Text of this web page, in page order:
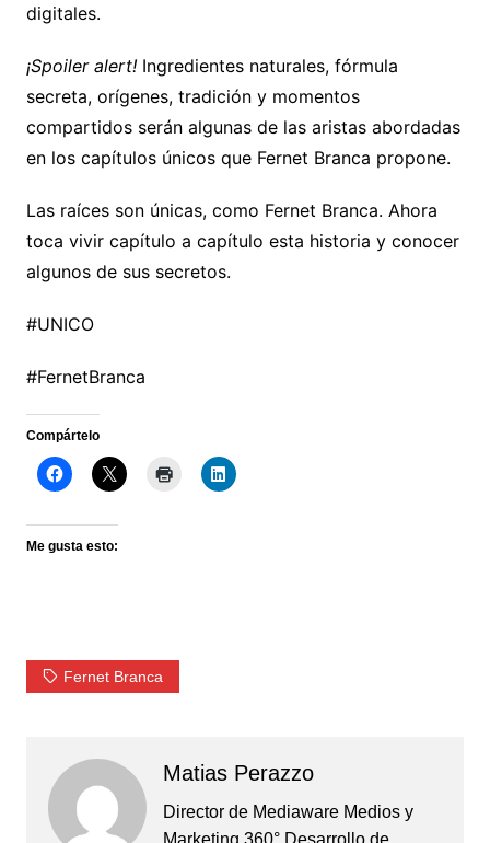
digitales.
¡Spoiler alert!Ingredientes naturales, fórmula
secreta, orígenes, tradición y momentos
compartidos serán algunas de las aristas abordadas
en los capítulos únicos que Fernet Branca propone.
Las raíces son únicas, como Fernet Branca. Ahora
toca vivir capítulo a capítulo esta historia y conocer
algunos de sus secretos.
#UNICO
#FernetBranca
Compártelo
Me gusta esto:
Fernet Branca
Matias Perazzo
Director de Mediaware Medios y
Marketing 360° Desarrollo de